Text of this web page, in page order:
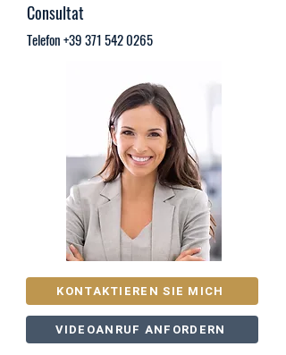
Consultat
Telefon+39 371 542 0265
KONTAKTIEREN SIE MICH
VIDEOANRUF ANFORDERN